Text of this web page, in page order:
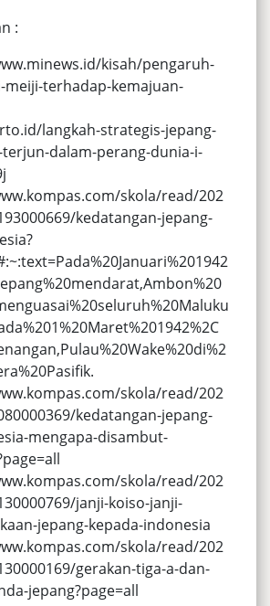
:
kisah/pengaruh-
meiji-terhadap-kemajuan-
langkah-strategis-jepang-
dalam-perang-dunia-i-
skola/read/202
kedatangan-jepang-
skola/read/202
kedatangan-jepang-
mengapa-disambut-
skola/read/202
janji-koiso-janji-
jepang-kepada-indonesia
skola/read/202
gerakan-tiga-a-dan-
jepang?page=all